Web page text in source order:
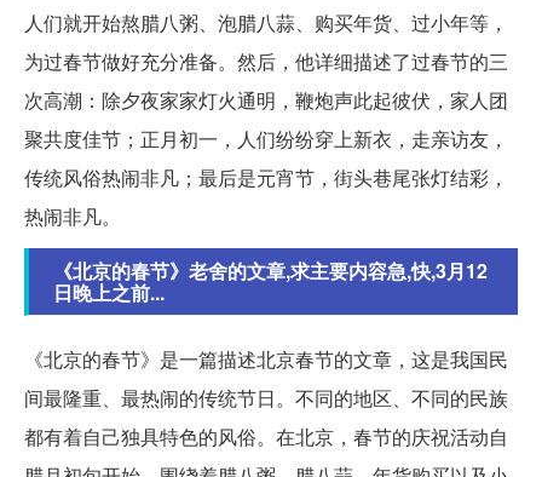
人们就开始熬腊八粥、泡腊八蒜、购买年货、过小年等，
为过春节做好充分准备。然后，他详细描述了过春节的三
次高潮：除夕夜家家灯火通明，鞭炮声此起彼伏，家人团
聚共度佳节；正月初一，人们纷纷穿上新衣，走亲访友，
传统风俗热闹非凡；最后是元宵节，街头巷尾张灯结彩，
热闹非凡。
《北京的春节》老舍的文章,求主要内容急,快,3月12
日晚上之前...
《北京的春节》是一篇描述北京春节的文章，这是我国民
间最隆重、最热闹的传统节日。不同的地区、不同的民族
都有着自己独具特色的风俗。在北京，春节的庆祝活动自